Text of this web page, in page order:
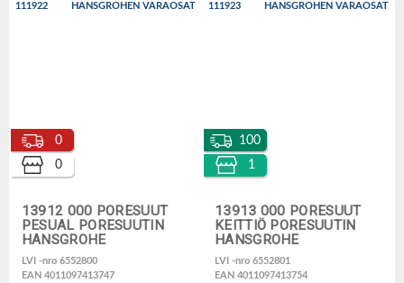
111922 HANSGROHEN VARAOSAT
13912 000 PORESUUT
PESUAL PORESUUTIN
HANSGROHE
LVI -nro 6552800
EAN 4011097413747
0
0
111923 HANSGROHEN VARAOSAT
13913 000 PORESUUT
KEITTIÖ PORESUUTIN
HANSGROHE
LVI -nro 6552801
EAN 4011097413754
100
1